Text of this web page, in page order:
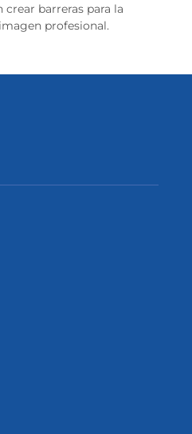
barreras para la
profesional.